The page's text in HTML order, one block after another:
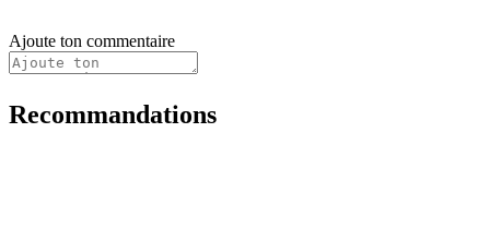
Ajoute ton commentaire
Recommandations